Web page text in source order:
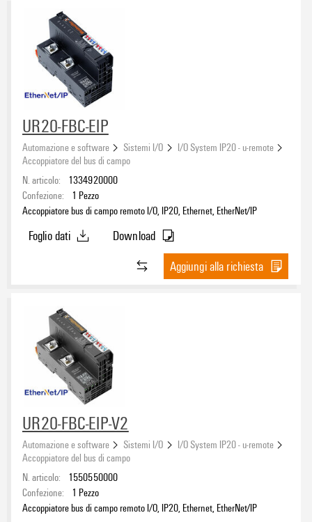
UR20-FBC-EIP
Automazione e software Sistemi I/O
I/O System IP20 - u-remote
Accoppiatore del bus di campo
N. articolo:
1334920000
Confezione:
1 Pezzo
Accoppiatore bus di campo remoto I/O, IP20, Ethernet, EtherNet/IP
Foglio dati
Download
Aggiungi alla richiesta
UR20-FBC-EIP-V2
Automazione e software Sistemi I/O
I/O System IP20 - u-remote
Accoppiatore del bus di campo
N. articolo:
1550550000
Confezione:
1 Pezzo
Accoppiatore bus di campo remoto I/O, IP20, Ethernet, EtherNet/IP